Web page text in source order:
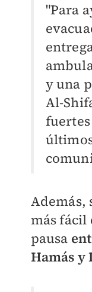
"Para
y una
Al-
Además,
más fácil
pausa
Hamás y